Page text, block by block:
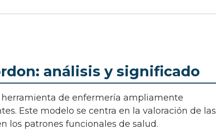
análisis y significado
Este modelo se centra en la valoración de las
los patrones funcionales de salud.